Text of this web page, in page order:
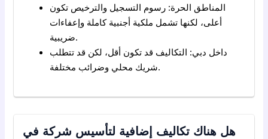
المناطق الحرة: رسوم التسجيل والترخيص تكون
أعلى، لكنها تشمل ملكية أجنبية كاملة وإعفاءات
ضريبية.
داخل دبي: التكاليف قد تكون أقل، لكن قد تتطلب
شريك محلي وضرائب مختلفة.
هل هناك تكاليف إضافية لتأسيس شركة في